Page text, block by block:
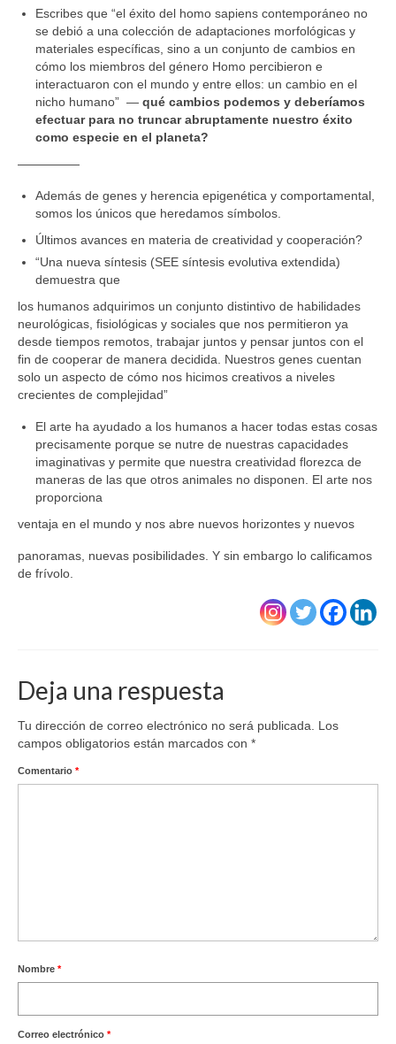
Escribes que “el éxito del homo sapiens contemporáneo no
se debió a una colección de adaptaciones morfológicas y
materiales específicas, sino a un conjunto de cambios en
cómo los miembros del género Homo percibieron e
interactuaron con el mundo y entre ellos: un cambio en el
nicho humano” — qué cambios podemos y deberíamos
efectuar para no truncar abruptamente nuestro éxito
como especie en el planeta?
—————
Además de genes y herencia epigenética y comportamental,
somos los únicos que heredamos símbolos.
Últimos avances en materia de creatividad y cooperación?
“Una nueva síntesis (SEE síntesis evolutiva extendida)
demuestra que
los humanos adquirimos un conjunto distintivo de habilidades
neurológicas, fisiológicas y sociales que nos permitieron ya
desde tiempos remotos, trabajar juntos y pensar juntos con el
fin de cooperar de manera decidida. Nuestros genes cuentan
solo un aspecto de cómo nos hicimos creativos a niveles
crecientes de complejidad”
El arte ha ayudado a los humanos a hacer todas estas cosas
precisamente porque se nutre de nuestras capacidades
imaginativas y permite que nuestra creatividad florezca de
maneras de las que otros animales no disponen. El arte nos
proporciona
ventaja en el mundo y nos abre nuevos horizontes y nuevos
panoramas, nuevas posibilidades. Y sin embargo lo calificamos
de frívolo.
Deja una respuesta
Tu dirección de correo electrónico no será publicada.
Los
campos obligatorios están marcados con *
Comentario *
Nombre *
Correo electrónico *